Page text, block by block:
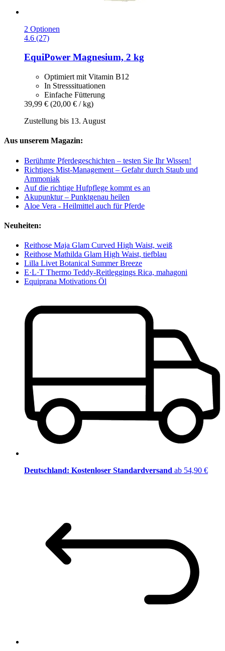
2 Optionen
4.6 (27)
EquiPower Magnesium, 2 kg
Optimiert mit Vitamin B12
In Stresssituationen
Einfache Fütterung
39,99 € (20,00 € / kg)
Zustellung bis 13. August
Aus unserem Magazin:
Berühmte Pferdegeschichten – testen Sie Ihr Wissen!
Richtiges Mist-Management – Gefahr durch Staub und
Ammoniak
Auf die richtige Hufpflege kommt es an
Akupunktur – Punktgenau heilen
Aloe Vera - Heilmittel auch für Pferde
Neuheiten:
Reithose Maja Glam Curved High Waist, weiß
Reithose Mathilda Glam High Waist, tiefblau
Lilla Livet Botanical Summer Breeze
E·L·T Thermo Teddy-Reitleggings Rica, mahagoni
Equiprana Motivations Öl
Deutschland: Kostenloser Standardversand ab 54,90 €